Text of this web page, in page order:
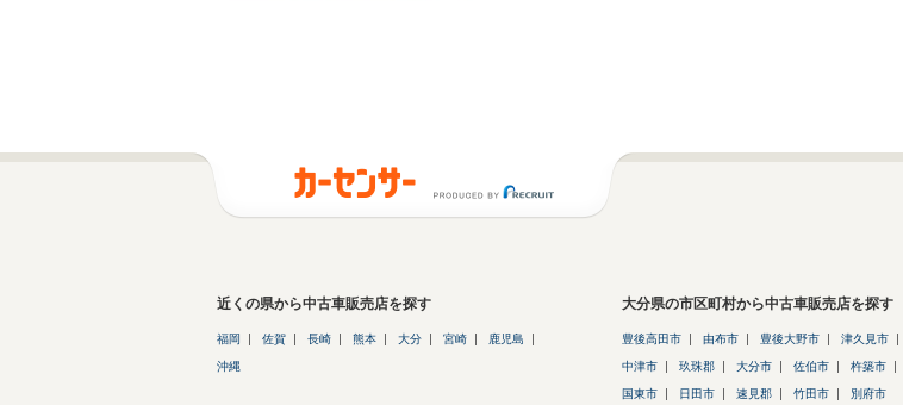
近くの県から中古車販売店を探す
福岡 佐賀 長崎 熊本 大分 宮崎 鹿児島
沖縄
大分県の市区町村から中古車販売店を探す
豊後高田市 由布市 豊後大野市 津久見市
中津市 玖珠郡 大分市 佐伯市 杵築市
国東市 日田市 速見郡 竹田市 別府市